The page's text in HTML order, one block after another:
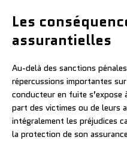
Les
assurantielles
Au-delà des sanctions
répercussions importantes
conducteur en fuite s’expose
part des victimes ou de leurs
intégralement les préjudices
la protection de son